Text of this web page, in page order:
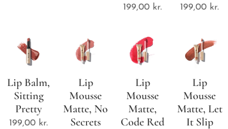
199,00 kr. 199,00 kr.
Lip Balm,
Sitting
Pretty
199,00 kr.
Lip
Mousse
Matte, No
Secrets
Lip
Mousse
Matte,
Code Red
Lip
Mousse
Matte, Let
It Slip